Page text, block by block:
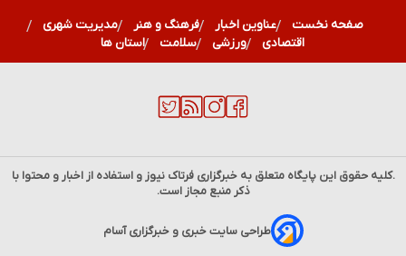
صفحه نخست عناوین اخبار فرهنگ و هنر
مدیریت شهری
اقتصادی
ورزشی سلامت استان ها
.کلیه حقوق این پایگاه متعلق به خبرگزاریفرتاک نیوز و استفاده از اخبار و محتوا با
ذکر منبع مجاز است.
طراحی سایت خبری و خبرگزاری آسام